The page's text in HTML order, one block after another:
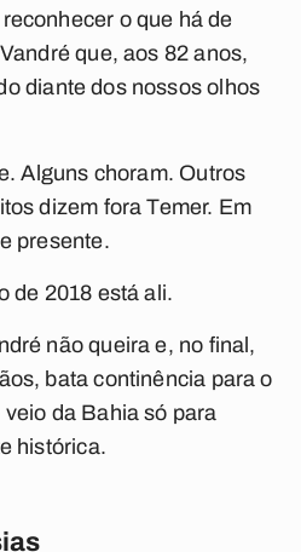
o que há de
que, aos 82 anos,
diante dos nossos olhos
Alguns choram. Outros
dizem fora Temer. Em
presente.
de 2018 está ali.
não queira e, no final,
bata continência para o
da Bahia só para
histórica.